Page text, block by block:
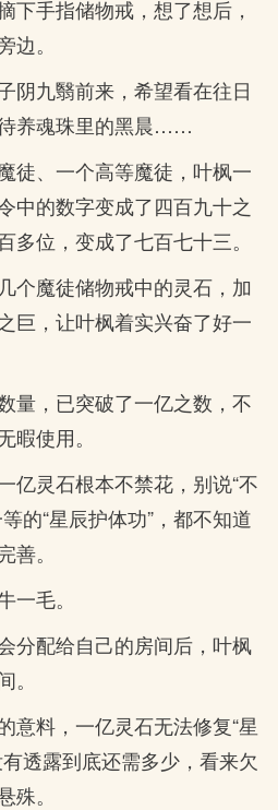
下手指储物戒，想了想后，
。
阴九翳前来，希望看在往日
养魂珠里的黑晨……
徒、一个高等魔徒，叶枫一
中的数字变成了四百九十之
多位，变成了七百七十三。
个魔徒储物戒中的灵石，加
巨，让叶枫着实兴奋了好一
量，已突破了一亿之数，不
使用。
亿灵石根本不禁花，别说“不
的“星辰护体功”，都不知道
。
毛。
分配给自己的房间后，叶枫
意料，一亿灵石无法修复“星
透露到底还需多少，看来欠
。